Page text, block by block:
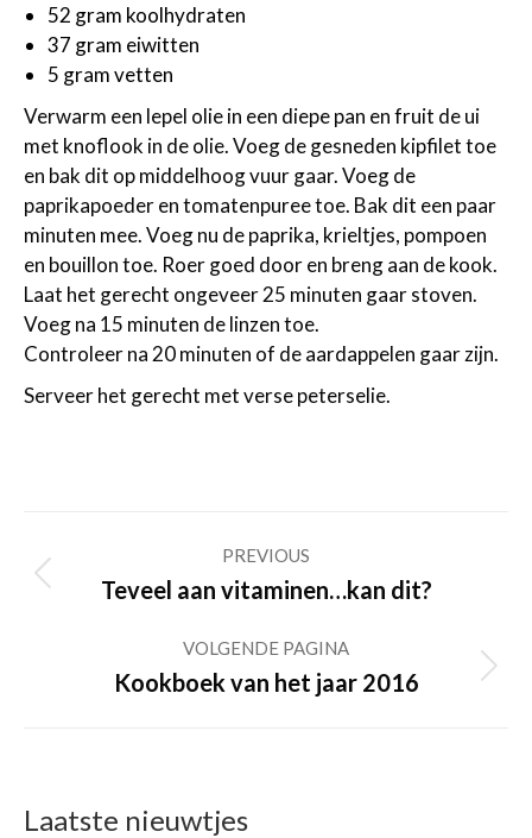
52 gram koolhydraten
37 gram eiwitten
5 gram vetten
Verwarm een lepel olie in een diepe pan en fruit de ui
met knoflook in de olie. Voeg de gesneden kipfilet toe
en bak dit op middelhoog vuur gaar. Voeg de
paprikapoeder en tomatenpuree toe. Bak dit een paar
minuten mee. Voeg nu de paprika, krieltjes, pompoen
en bouillon toe. Roer goed door en breng aan de kook.
Laat het gerecht ongeveer 25 minuten gaar stoven.
Voeg na 15 minuten de linzen toe.
Controleer na 20 minuten of de aardappelen gaar zijn.
Serveer het gerecht met verse peterselie.
navigation
PREVIOUS
Previous
Teveel aan vitaminen…kan dit?
VOLGENDE PAGINA
Volgende
Kookboek van het jaar 2016
Laatste nieuwtjes